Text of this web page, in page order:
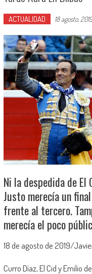
ACTUALIDAD 18 agosto, 2019
Ni la despedida de
Justo merecía un
frente al tercero.
merecía el poco
18 de agosto de 2019/
Curro Díaz, El Cid y Emilio